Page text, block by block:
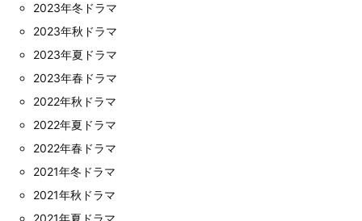
2023年冬ドラマ
2023年秋ドラマ
2023年夏ドラマ
2023年春ドラマ
2022年秋ドラマ
2022年夏ドラマ
2022年春ドラマ
2021年冬ドラマ
2021年秋ドラマ